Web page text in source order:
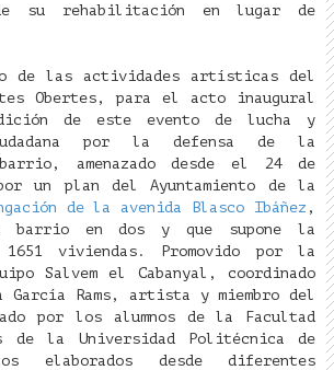
su rehabilitación en lugar de
de las actividades artísticas del
Obertes, para el acto inaugural
de este evento de lucha y
por la defensa de la
amenazado desde el 24 de
un plan del Ayuntamiento de la
de la avenida Blasco Ibáñez ,
en dos y que supone la
viviendas. Promovido por la
Salvem el Cabanyal, coordinado
García Rams, artista y miembro del
por los alumnos de la Facultad
de la Universidad Politécnica de
elaborados desde diferentes